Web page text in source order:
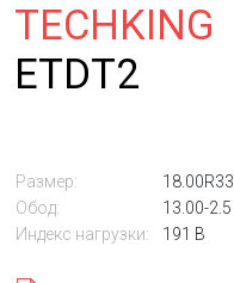
TECHKING
ETDT2
Размер:
18.00R33
Обод:
13.00-2.5
Индекс нагрузки:
191 B